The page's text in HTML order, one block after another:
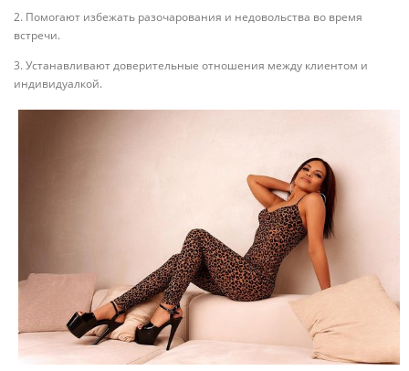
2. Помогают избежать разочарования и недовольства во время
встречи.
3. Устанавливают доверительные отношения между клиентом и
индивидуалкой.